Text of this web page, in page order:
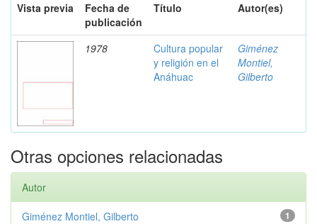
Vista previa
Fecha de
publicación
Título Autor(es)
1978
Cultura popular
y religión en el
Anáhuac
Giménez
Montiel,
Gilberto
Otras opciones relacionadas
Autor
1
Giménez Montiel, Gilberto